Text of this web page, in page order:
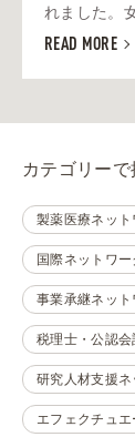
れました。
READ MORE
カテゴリーで
製薬医療ネッ
国際ネットワ
事業承継ネッ
税理士・公認
研究人材支援
エフェクチュ